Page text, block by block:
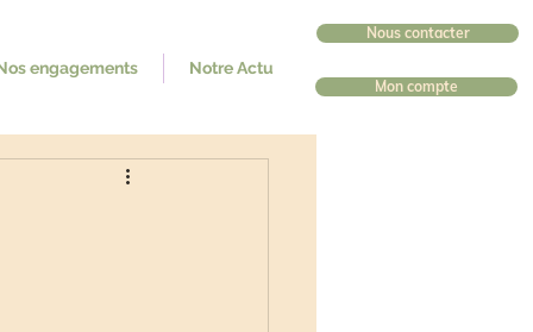
engagements Notre Actu
Nous contacter
Mon compte